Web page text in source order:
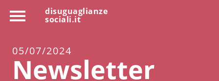
disuguaglianze
sociali.it
05/07/2024
Newsletter